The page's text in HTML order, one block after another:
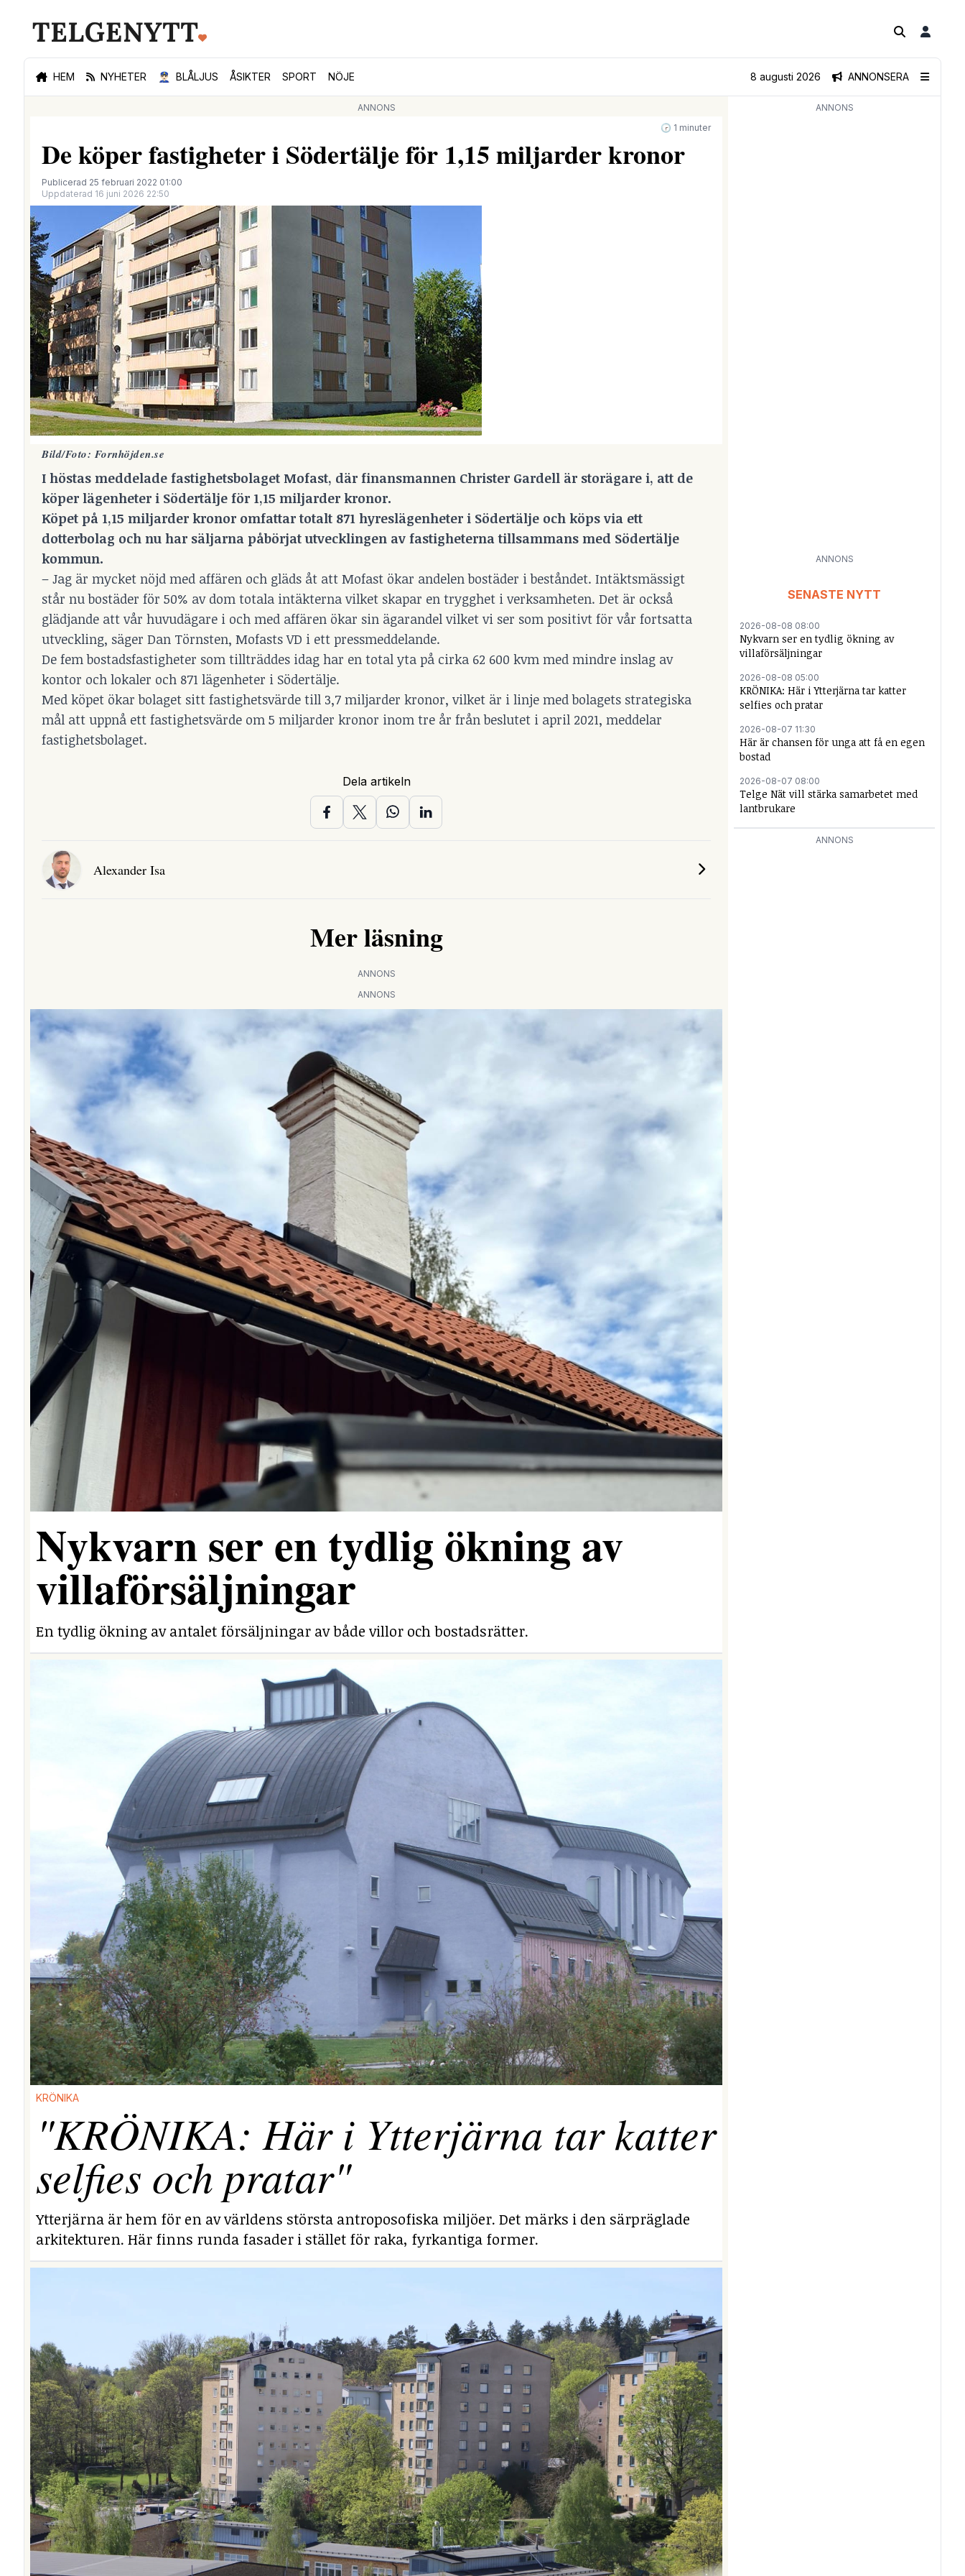
HEM NYHETER 👮🏻‍♂️ BLÅLJUS ÅSIKTER SPORT NÖJE ANNONSERA
8 augusti 2026
ANNONS
🕝 1 minuter
De köper fastigheter i Södertälje för 1,15 miljarder kronor
Publicerad 25 februari 2022 01:00
Uppdaterad 16 juni 2026 22:50
Bild/Foto: Fornhöjden.se
I höstas meddelade fastighetsbolaget Mofast, där finansmannen Christer Gardell är storägare i, att de
köper lägenheter i Södertälje för 1,15 miljarder kronor.
Köpet på 1,15 miljarder kronor omfattar totalt 871 hyreslägenheter i Södertälje och köps via ett
dotterbolag och nu har säljarna påbörjat utvecklingen av fastigheterna tillsammans med Södertälje
kommun.
– Jag är mycket nöjd med affären och gläds åt att Mofast ökar andelen bostäder i beståndet. Intäktsmässigt
står nu bostäder för 50% av dom totala intäkterna vilket skapar en trygghet i verksamheten. Det är också
glädjande att vår huvudägare i och med affären ökar sin ägarandel vilket vi ser som positivt för vår fortsatta
utveckling, säger Dan Törnsten, Mofasts VD i ett pressmeddelande.
De fem bostadsfastigheter som tillträddes idag har en total yta på cirka 62 600 kvm med mindre inslag av
kontor och lokaler och 871 lägenheter i Södertälje.
Med köpet ökar bolaget sitt fastighetsvärde till 3,7 miljarder kronor, vilket är i linje med bolagets strategiska
mål att uppnå ett fastighetsvärde om 5 miljarder kronor inom tre år från beslutet i april 2021, meddelar
fastighetsbolaget.
Dela artikeln
Alexander Isa
Mer läsning
ANNONS
ANNONS
Nykvarn ser en tydlig ökning av
villaförsäljningar
En tydlig ökning av antalet försäljningar av både villor och bostadsrätter.
KRÖNIKA
"KRÖNIKA: Här i Ytterjärna tar katter
selfies och pratar"
Ytterjärna är hem för en av världens största antroposofiska miljöer. Det märks i den särpräglade
arkitekturen. Här finns runda fasader i stället för raka, fyrkantiga former.
ANNONS
ANNONS
SENASTE NYTT
2026-08-08 08:00
Nykvarn ser en tydlig ökning av
villaförsäljningar
2026-08-08 05:00
KRÖNIKA: Här i Ytterjärna tar katter
selfies och pratar
2026-08-07 11:30
Här är chansen för unga att få en egen
bostad
2026-08-07 08:00
Telge Nät vill stärka samarbetet med
lantbrukare
ANNONS